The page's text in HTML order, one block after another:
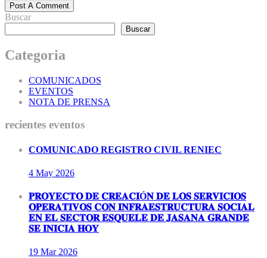
Post A Comment
Buscar
Buscar
Categoria
COMUNICADOS
EVENTOS
NOTA DE PRENSA
recientes eventos
COMUNICADO REGISTRO CIVIL RENIEC
4 May 2026
𝐏𝐑𝐎𝐘𝐄𝐂𝐓𝐎 𝐃𝐄 𝐂𝐑𝐄𝐀𝐂𝐈Ó𝐍 𝐃𝐄 𝐋𝐎𝐒 𝐒𝐄𝐑𝐕𝐈𝐂𝐈𝐎𝐒
𝐎𝐏𝐄𝐑𝐀𝐓𝐈𝐕𝐎𝐒 𝐂𝐎𝐍 𝐈𝐍𝐅𝐑𝐀𝐄𝐒𝐓𝐑𝐔𝐂𝐓𝐔𝐑𝐀 𝐒𝐎𝐂𝐈𝐀𝐋
𝐄𝐍 𝐄𝐋 𝐒𝐄𝐂𝐓𝐎𝐑 𝐄𝐒𝐐𝐔𝐄𝐋𝐄 𝐃𝐄 𝐉𝐀𝐒𝐀𝐍𝐀 𝐆𝐑𝐀𝐍𝐃𝐄
𝐒𝐄 𝐈𝐍𝐈𝐂𝐈𝐀 𝐇𝐎𝐘
19 Mar2026